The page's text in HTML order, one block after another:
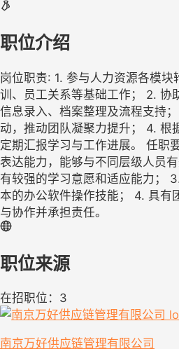
职位介绍
岗位职责: 1. 参与人力资源各模
训、员工关系等基础工作； 2. 协
信息录入、档案整理及流程支持
动，推动团队凝聚力提升； 4. 根
定期汇报学习与工作进展。 任职
表达能力，能够与不同层级人员
有较强的学习意愿和适应能力；
本的办公软件操作技能； 4. 具有
与协作并承担责任。
职位来源
在招职位：3
南京万好供应链管理有限公司